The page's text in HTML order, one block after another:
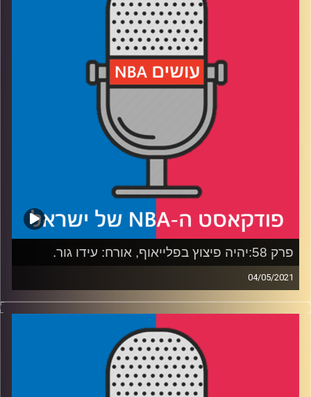
רבע 2: יורדים להגנה: זורע החורבן, הבלם הקדמי והדשא
רבע 3: מי השפריץ ניטים בדרך לרוקי העונה, ומי השחקן
השביעי של העונה
רבע 4: האם הליגה רועדת, והאם כולנו חייבים התנצלות
עידן לוצקי
פרק 58:יהיה פיצוץ בפלייאוף, אורח: עידו גור.
04/05/2021
פודקאסט האן.בי.איי עם ערן סורוקה, שרון דוידוביץ', משה
דוידוביץ' ועידן לוצקי
רבע 1: בין רפרנסים מביכים לשב״ק ס׳ ניסינו לבדוק – האם
הלייקרס בסכנה ממשית לא להכנס לפלייאוף?
רבע 2: איפה ניתן למצוא את ידע הכדורסל של סקוט ברוקס?